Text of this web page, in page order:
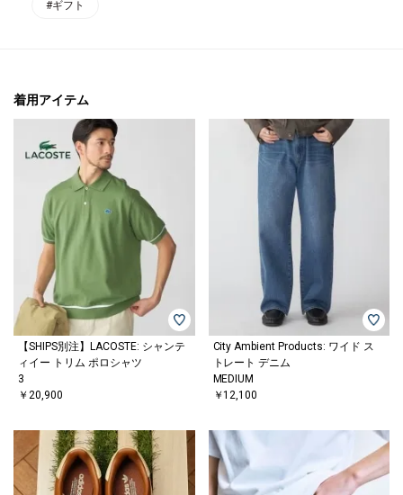
#ギフト
着用アイテム
【SHIPS別注】LACOSTE: シャンテ
ィイー トリム ポロシャツ
3
￥20,900
City Ambient Products: ワイド ス
トレート デニム
MEDIUM
￥12,100